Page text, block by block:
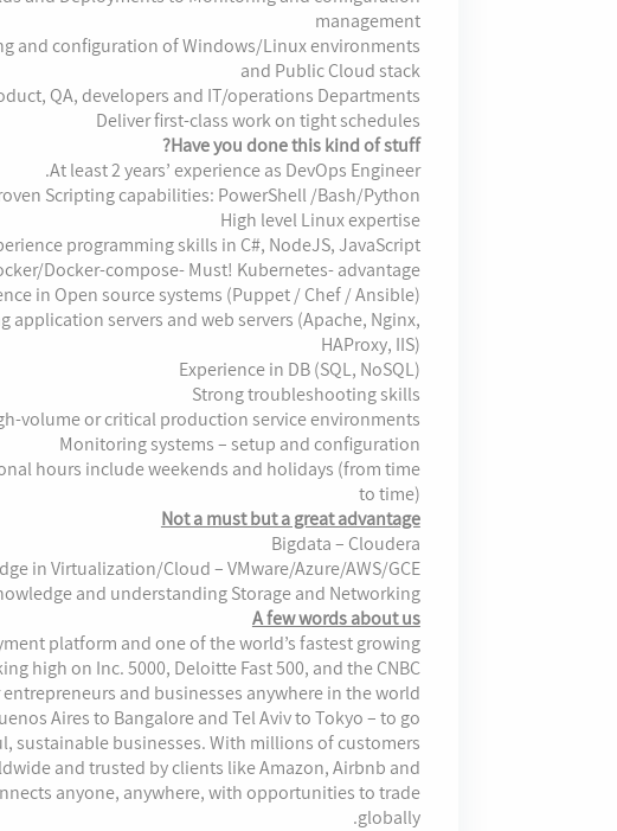
management
and configuration of Windows/Linux environments
and Public Cloud stack
QA, developers and IT/operations Departments
Deliver first-class work on tight schedules
Have you done this kind of stuff?
At least 2 years’ experience as DevOps Engineer.
Scripting capabilities: PowerShell /Bash/Python
High level Linux expertise
programming skills in C#, NodeJS, JavaScript
Docker-compose- Must! Kubernetes- advantage
in Open source systems (Puppet / Chef / Ansible)
application servers and web servers (Apache, Nginx,
HAProxy, IIS)
Experience in DB (SQL, NoSQL)
Strong troubleshooting skills
volume or critical production service environments
Monitoring systems – setup and configuration
hours include weekends and holidays (from time
to time)
Not a must but a great advantage
Bigdata – Cloudera
in Virtualization/Cloud – VMware/Azure/AWS/GCE
and understanding Storage and Networking
A few words about us
platform and one of the world’s fastest growing
high on Inc. 5000, Deloitte Fast 500, and the CNBC
and businesses anywhere in the world
Aires to Bangalore and Tel Aviv to Tokyo – to go
sustainable businesses. With millions of customers
and trusted by clients like Amazon, Airbnb and
anyone, anywhere, with opportunities to trade
globally.